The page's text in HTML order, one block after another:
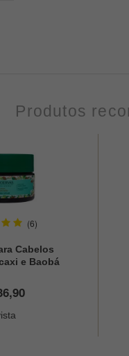
Produtos
(6)
Cabelos
e Baobá